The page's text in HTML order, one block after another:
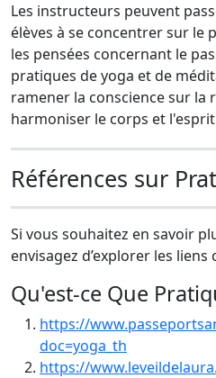
Les instructeurs peuvent
élèves à se concentrer sur le
les pensées concernant le
pratiques de yoga et de
ramener la conscience sur
harmoniser le corps et
Références sur
Si vous souhaitez en savoir
envisagez d’explorer les liens
Qu'est-ce Que
https://
doc=yoga_th
https://